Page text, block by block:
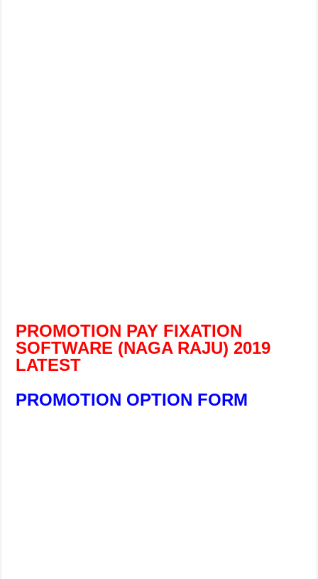
PROMOTION PAY FIXATION
SOFTWARE (NAGA RAJU) 2019
LATEST
PROMOTION OPTION FORM